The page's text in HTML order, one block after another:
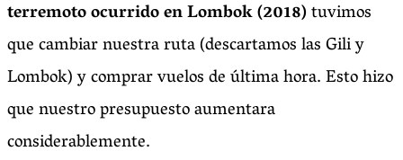
terremoto ocurrido en Lombok (2018)tuvimos
que cambiar nuestra ruta (descartamos las Gili y
Lombok) y comprar vuelos de última hora. Esto hizo
que nuestro presupuesto aumentara
considerablemente.